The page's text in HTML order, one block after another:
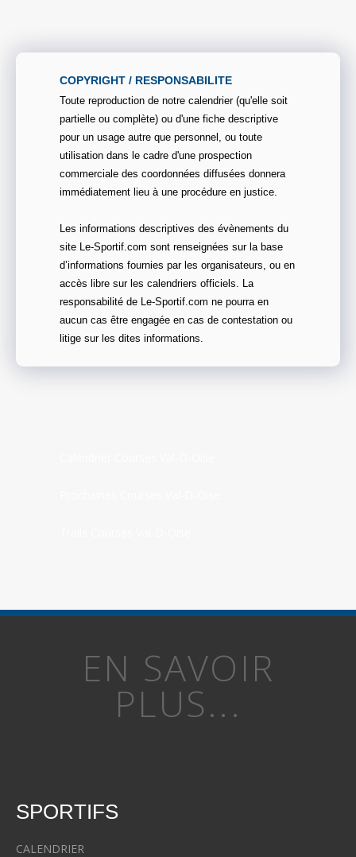
COPYRIGHT / RESPONSABILITE
Toute reproduction de notre calendrier (qu'elle soit
partielle ou complète) ou d'une fiche descriptive
pour un usage autre que personnel, ou toute
utilisation dans le cadre d'une prospection
commerciale des coordonnées diffusées donnera
immédiatement lieu à une procédure en justice.
Les informations descriptives des évènements du
site Le-Sportif.com sont renseignées sur la base
d’informations fournies par les organisateurs, ou en
accès libre sur les calendriers officiels. La
responsabilité de Le-Sportif.com ne pourra en
aucun cas être engagée en cas de contestation ou
litige sur les dites informations.
EN SAVOIR
PLUS...
SPORTIFS
CALENDRIER